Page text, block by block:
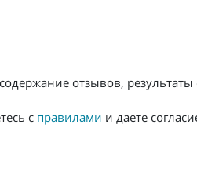
отзывов,
с правилами и даете